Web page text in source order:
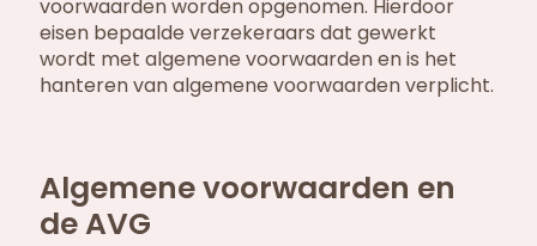
voorwaarden worden opgenomen. Hierdoor
eisen bepaalde verzekeraars dat gewerkt
wordt met algemene voorwaarden en is het
hanteren van algemene voorwaarden verplicht.
Algemene voorwaarden en
de AVG